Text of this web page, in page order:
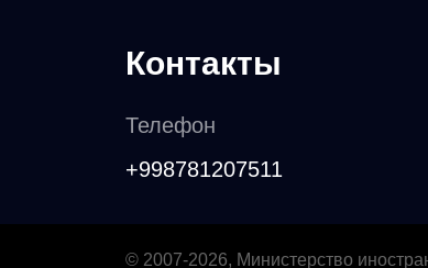
Контакты
Телефон
+998781207511
© 2007-2026, Министерство